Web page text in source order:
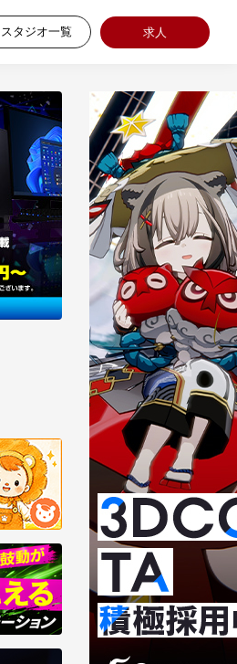
スタジオ一覧 求人